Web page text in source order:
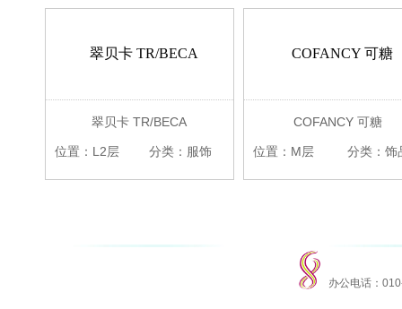
翠贝卡 TR/BECA
翠贝卡 TR/BECA
位置：L2层 分类：服饰
COFANCY 可糖
COFANCY 可糖
位置：M层 分类：饰
办公电话：